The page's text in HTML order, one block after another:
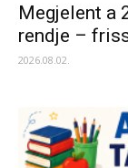
Megjelent a
rendje –
2026.08.02.